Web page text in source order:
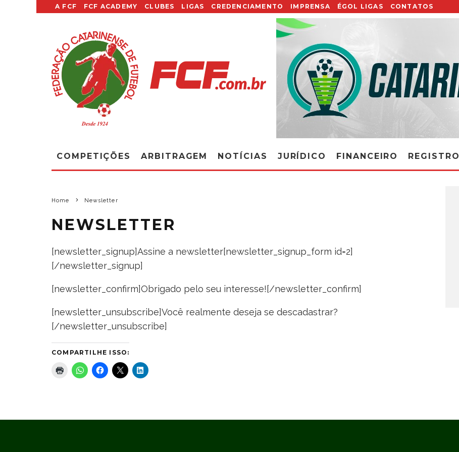
A FCF FCF ACADEMY CLUBES LIGAS CREDENCIAMENTO IMPRENSA ÉGOL LIGAS CONTATOS
COMPETIÇÕES ARBITRAGEM NOTÍCIAS JURÍDICO FINANCEIRO REGISTRO
Home Newsletter
NEWSLETTER
[newsletter_signup]Assine a newsletter[newsletter_signup_form id=2]
[/newsletter_signup]
[newsletter_confirm]Obrigado pelo seu interesse![/newsletter_confirm]
[newsletter_unsubscribe]Você realmente deseja se descadastrar?
[/newsletter_unsubscribe]
COMPARTILHE ISSO: